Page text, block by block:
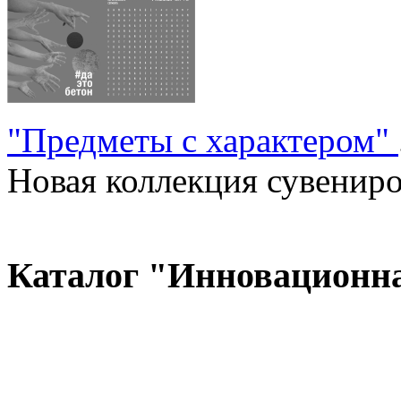
"Предметы с характером"
Новая коллекция
Каталог